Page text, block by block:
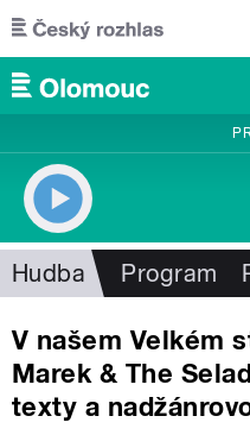
Přejít k hlavnímu obsahu
Hudba Program
V našem Velkém
Marek & The
texty a